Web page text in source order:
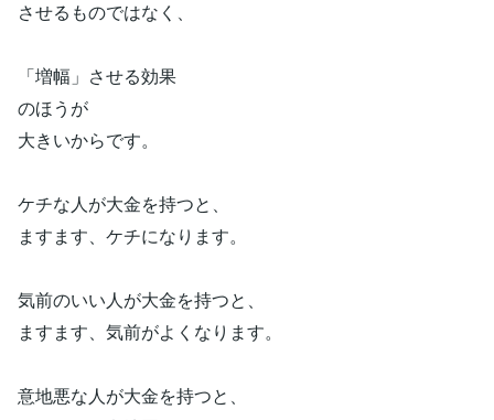
させるものではなく、
「増幅」させる効果
のほうが
大きいからです。
ケチな人が大金を持つと、
ますます、ケチになります。
気前のいい人が大金を持つと、
ますます、気前がよくなります。
意地悪な人が大金を持つと、